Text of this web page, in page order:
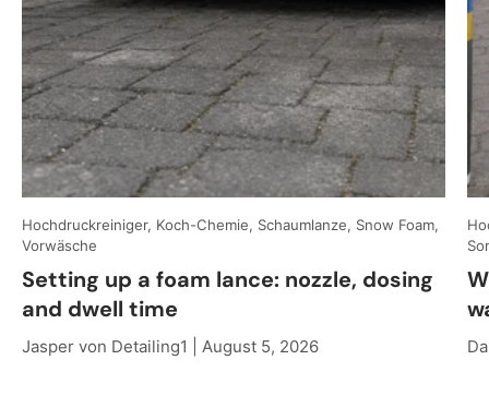
Hochdruckreiniger, Koch-Chemie, Schaumlanze, Snow Foam,
Vorwäsche
Setting up a foam lance: nozzle, dosing
and dwell time
Jasper von Detailing1 | August 5, 2026